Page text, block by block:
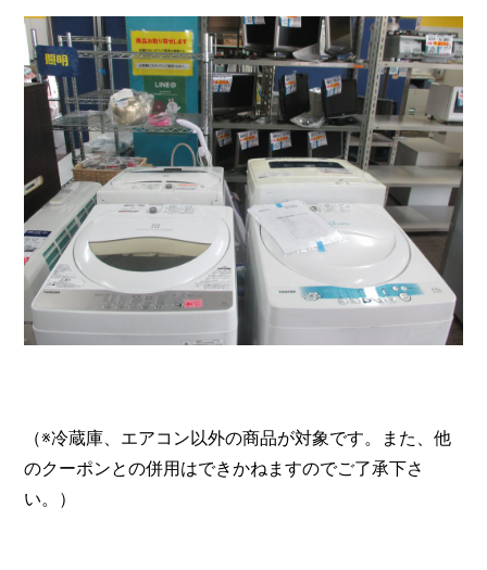
（※冷蔵庫、エアコン以外の商品が対象です。また、他
のクーポンとの併用はできかねますのでご了承下さ
い。）